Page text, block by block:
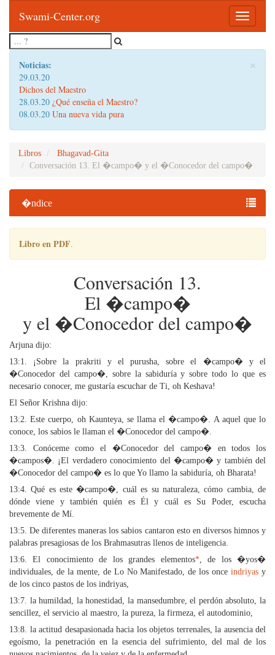
Toggle
Swami-Center.org
×
Noticias:
29.03.20
Dichos del Maestro
28.03.20 ¿Qué enseña el Maestro?
08.03.20 Una nueva vida pura
Libros
Bhagavad-Gita
Conversación 13. El �campo� y el �Conocedor del campo�
�ndice
Libro en PDF.
Conversación 13.
El �campo�
y el �Conocedor del campo�
Arjuna dijo:
13:1. ¡Sobre la prakriti y el purusha, sobre el �campo� y el
�Conocedor del campo�, sobre la sabiduría y sobre todo lo que es
necesario conocer, me gustaría escuchar de Ti, oh Keshava!
El Señor Krishna dijo:
13:2. Este cuerpo, oh Kaunteya, se llama el �campo�. A aquel que lo
conoce, los sabios le llaman el �Conocedor del campo�.
13:3. Conóceme como el �Conocedor del campo� en todos los
�campos�. ¡El verdadero conocimiento del �campo� y también del
�Conocedor del campo� es lo que Yo llamo la sabiduría, oh Bharata!
13:4. Qué es este �campo�, cuál es su naturaleza, cómo cambia, de
dónde viene y también quién es Él y cuál es Su Poder, escucha
brevemente de Mí.
13:5. De diferentes maneras los sabios cantaron esto en diversos himnos y
palabras presagiosas de los Brahmasutras llenos de inteligencia.
13:6. El conocimiento de los grandes elementos*, de los �yos�
individuales, de la mente, de Lo No Manifestado, de los onceindriyas y
de los cinco pastos de los indriyas,
13:7. la humildad, la honestidad, la mansedumbre, el perdón absoluto, la
sencillez, el servicio al maestro, la pureza, la firmeza, el autodominio,
13:8. la actitud desapasionada hacia los objetos terrenales, la ausencia del
egoísmo, la penetración en la esencia del sufrimiento, del mal de los